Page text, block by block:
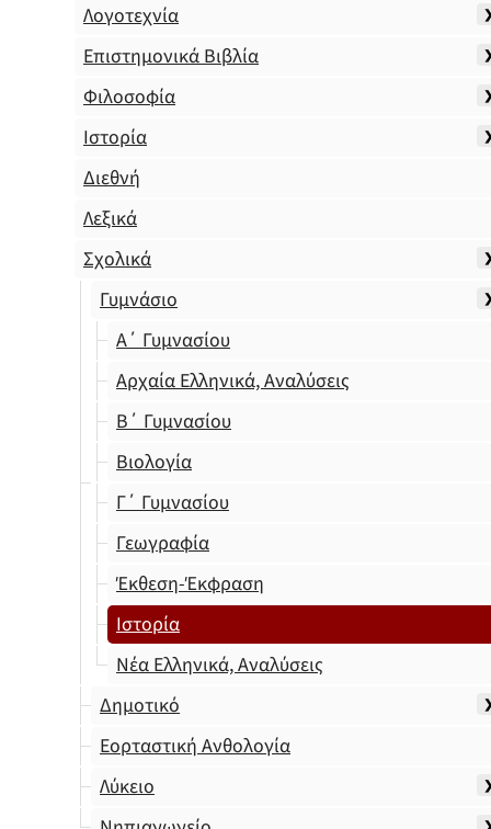
Λογοτεχνία
Επιστημονικά Βιβλία
Φιλοσοφία
Ιστορία
Διεθνή
Λεξικά
Σχολικά
Γυμνάσιο
Α΄ Γυμνασίου
Αρχαία Ελληνικά, Αναλύσεις
Β΄ Γυμνασίου
Βιολογία
Γ΄ Γυμνασίου
Γεωγραφία
Έκθεση-Έκφραση
Ιστορία
Νέα Ελληνικά, Αναλύσεις
Δημοτικό
Εορταστική Ανθολογία
Λύκειο